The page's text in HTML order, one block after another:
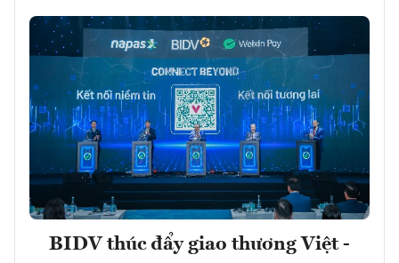
BIDV thúc đẩy giao thương Việt -